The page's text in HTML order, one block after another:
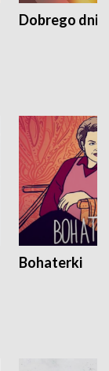
Dobrego dnia
Bohaterki